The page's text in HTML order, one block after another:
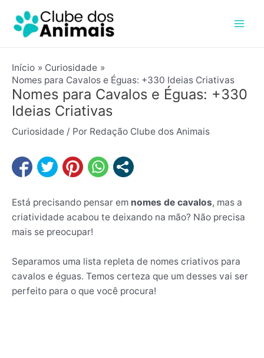
para
Início
Curiosidade
Nomes para Cavalos e Éguas: +330 Ideias Criativas
Nomes para Cavalos e Éguas: +330
Ideias Criativas
Curiosidade / Por Redação Clube dos Animais
Está precisando pensar em nomes de cavalos, mas a
criatividade acabou te deixando na mão? Não precisa
mais se preocupar!
Separamos uma lista repleta de nomes criativos para
cavalos e éguas. Temos certeza que um desses vai ser
perfeito para o que você procura!
navigation